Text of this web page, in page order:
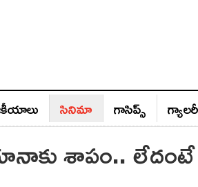
సినిమా గాసిప్స్‌ గ్యాల‌రీ
శాపం.. లేదంటే